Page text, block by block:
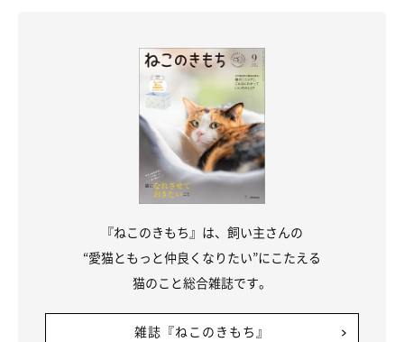
『ねこのきもち』は、飼い主さんの
“愛猫ともっと仲良くなりたい”にこたえる
猫のこと総合雑誌です。
雑誌『ねこのきもち』